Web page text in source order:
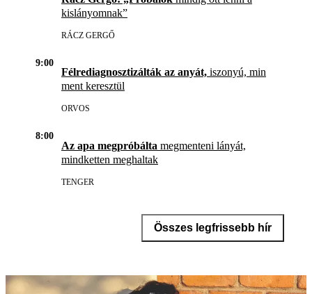
kislányomnak”
RÁCZ GERGŐ
9:00
Félrediagnosztizálták az anyát, iszonyú, min
ment keresztül
ORVOS
8:00
Az apa megpróbálta megmenteni lányát,
mindketten meghaltak
TENGER
Összes legfrissebb hír